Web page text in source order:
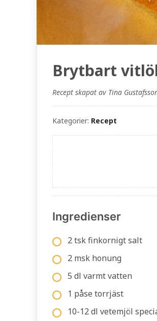
Brytbart
Recept skapat av Tina
Kategorier: Recept
Ingredienser
2 tsk finkornigt salt
2 msk honung
5 dl varmt vatten
1 påse torrjäst
10-12 dl vetemjöl